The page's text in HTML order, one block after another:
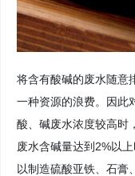
将含有酸碱的废水随意
一种资源的浪费。因此
酸、碱废水浓度较高时
废水含碱量达到2%以
以制造硫酸亚铁、石膏